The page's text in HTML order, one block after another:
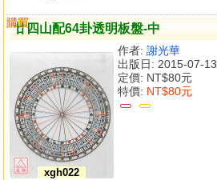
廿四山配64卦透明板盤-中
xgh022
作者: 謝光華
出版日: 2015-07-13
定價: NT$80元
特價: NT$80元
購買
比較